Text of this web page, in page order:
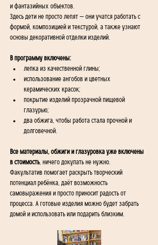
и фантазийных объектов.
Здесь дети не просто лепят — они учатся работать с
формой, композицией и текстурой, а также узнают
основы декоративной отделки изделий.
В программу включены:
лепка из качественной глины;
использование ангобов и цветных
керамических красок;
покрытие изделий прозрачной пищевой
глазурью;
два обжига, чтобы работа стала прочной и
долговечной.
Все материалы, обжиги и глазуровка уже включены
в стоимость, ничего докупать не нужно.
Факультатив помогает раскрыть творческий
потенциал ребёнка, даёт возможность
самовыражения и просто приносит радость от
процесса. А готовые изделия можно будет забрать
домой и использовать или подарить близким.